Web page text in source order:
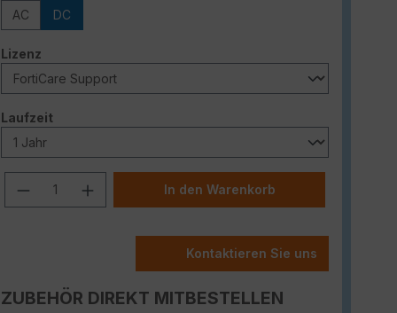
AC DC
Lizenz
Laufzeitauswählen
Produkt Anzahl: Gib den
In den Warenkorb
Kontaktieren Sie uns
ZUBEHÖR DIREKT MITBESTELLEN